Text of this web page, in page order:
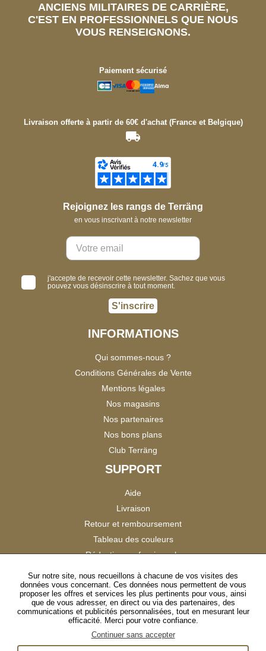
ANCIENS MILITAIRES DE CARRIÈRE,
C'EST EN PROFESSIONNELS QUE NOUS
VOUS RENSEIGNONS.
Paiement sécurisé
Livraison offerte à partir de 60€ d'achat (France et Belgique)
Rejoignez les rangs de Terräng
en vous inscrivant à notre newsletter
j'accepte de recevoir cette newsletter. Sachez que vous
pouvez vous désinscrire à tout moment.
S'inscrire
INFORMATIONS
Qui sommes-nous ?
Conditions Générales de Vente
Mentions légales
Nos magasins
Nos partenaires
Nos bons plans
Club Terräng
SUPPORT
Aide
Livraison
Retour et remboursement
Tableau des couleurs
Réduction professionnels
Satisfaction Clients
SUIVEZ-NOUS
Sur notre site, nous recueillons à chacune de vos visites des
données vous concernant. Ces données nous permettent de vous
proposer les offres et services les plus pertinents pour vous, ainsi
que de vous adresser, en direct ou via des partenaires, des
communications et publicités personnalisées, tout en mesurant leur
efficacité. Merci pour votre confiance.
Continuer sans accepter